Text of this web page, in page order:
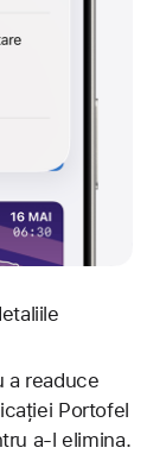
readuce
Portofel
a-l elimina.